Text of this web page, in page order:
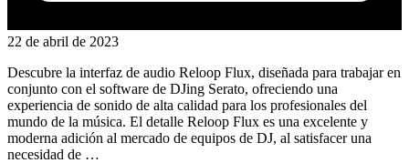
22 de abril de 2023
Descubre la interfaz de audio Reloop Flux, diseñada para trabajar en
conjunto con el software de DJing Serato, ofreciendo una
experiencia de sonido de alta calidad para los profesionales del
mundo de la música. El detalle Reloop Flux es una excelente y
moderna adición al mercado de equipos de DJ, al satisfacer una
necesidad de …